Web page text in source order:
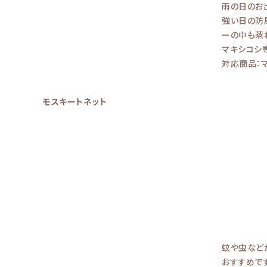
雨の日のお
強い日の防
ーの中も蒸
マキシコシ
対応商品：
モスキートネット
蚊や虫など
おすすめで